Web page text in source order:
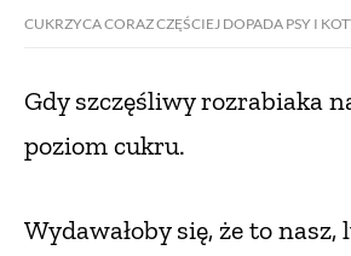
CUKRZYCA CORAZ CZĘŚCIEJ DOPADA PSY I
Gdy szczęśliwy rozrabiaka
poziom cukru.
Wydawałoby się, że to